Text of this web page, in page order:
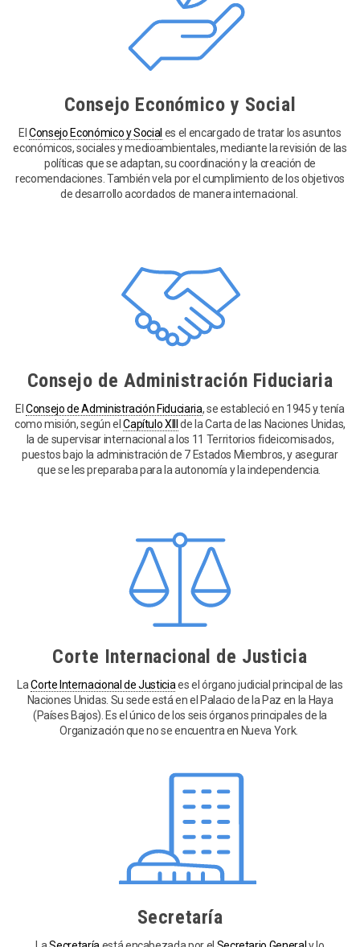
Consejo Económico y Social
ElConsejo Económico y Social es el encargado de tratar los asuntos
económicos, sociales y medioambientales, mediante la revisión de las
políticas que se adaptan, su coordinación y la creación de
recomendaciones. También vela por el cumplimiento de los objetivos
de desarrollo acordados de manera internacional.
Consejo de Administración Fiduciaria
ElConsejo de Administración Fiduciaria, se estableció en 1945 y tenía
como misión, según elCapítulo XIII
de la Carta de las Naciones Unidas,
la de supervisar internacional a los 11 Territorios fideicomisados,
puestos bajo la administración de 7 Estados Miembros, y asegurar
que se les preparaba para la autonomía y la independencia.
Corte Internacional de Justicia
LaCorte Internacional de Justiciaes el órgano judicial principal de las
Naciones Unidas. Su sede está en el Palacio de la Paz en la Haya
(Países Bajos). Es el único de los seis órganos principales de la
Organización que no se encuentra en Nueva York.
Secretaría